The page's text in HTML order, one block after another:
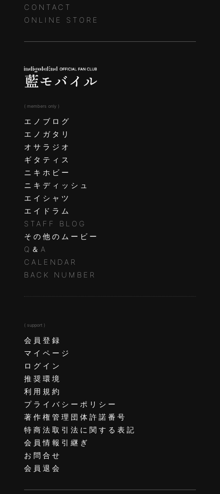
CONTACT
ONLINE STORE
( members only )
エノブログ
エノガタリ
オサラジオ
ギタティス
ニキホビー
ニキディッシュ
エイシャツ
エイドラム
STAFF BLOG
その他のムービー
Q＆A
CALENDAR
BACK NUMBER
( support )
会員登録
マイページ
ログイン
推奨環境
利用規約
プライバシーポリシー
著作権管理団体許諾番号
特商法取引法に関する表記
会員情報引継ぎ
お問合せ
会員退会